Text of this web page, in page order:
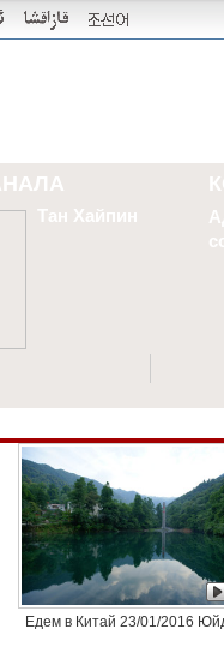
Тан Хайпин
Едем в Китай 23/01/2016